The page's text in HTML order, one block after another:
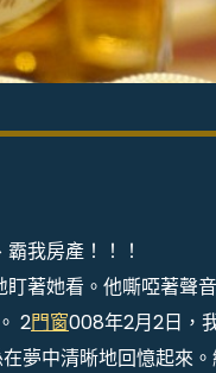
我房產！！！
盯著她看。他嘶啞著聲
2門窗008年2月2日，
夢中清晰地回憶起來